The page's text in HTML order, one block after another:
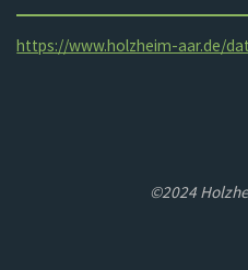
https://www.holzheim-aar.de/
©2024